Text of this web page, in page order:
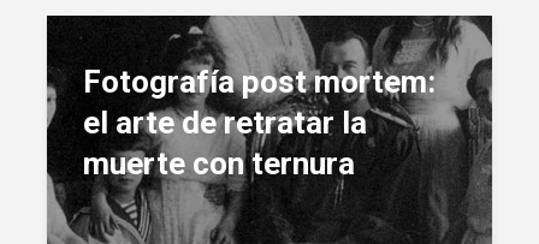
Fotografía post mortem:
el arte de retratar la
muerte con ternura